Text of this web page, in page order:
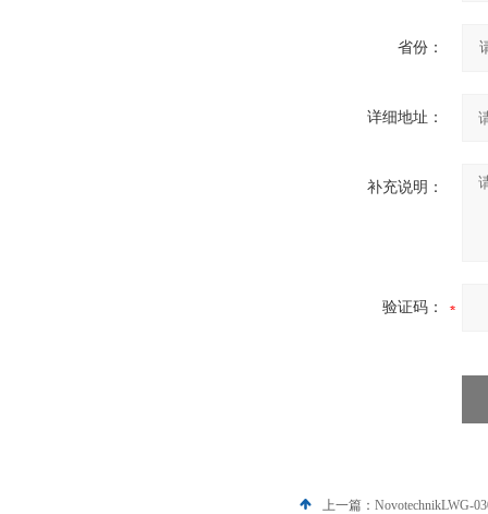
省份：
详细地址：
补充说明：
验证码：
上一篇： NovotechnikLWG-